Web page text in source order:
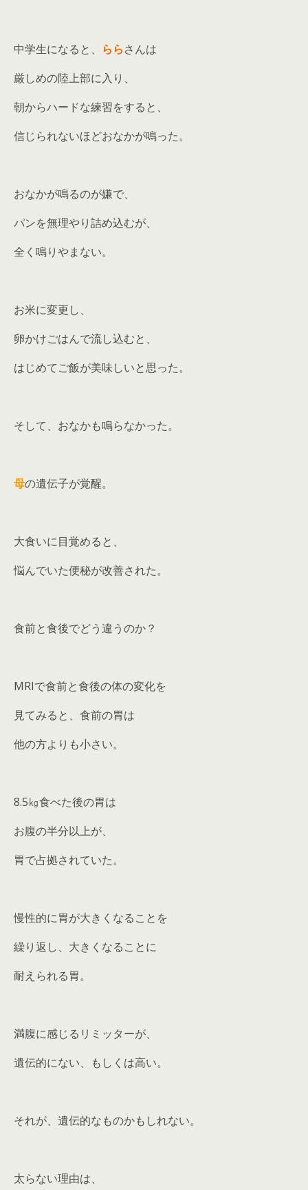
中学生になると、 ららさんは
厳しめの陸上部に入り、
朝からハードな練習をすると、
信じられないほどおなかが鳴った。
おなかが鳴るのが嫌で、
パンを無理やり詰め込むが、
全く鳴りやまない。
お米に変更し、
卵かけごはんで流し込むと、
はじめてご飯が美味しいと思った。
そして、おなかも鳴らなかった。
母の遺伝子が覚醒。
大食いに目覚めると、
悩んでいた便秘が改善された。
食前と食後でどう違うのか？
MRIで食前と食後の体の変化を
見てみると、食前の胃は
他の方よりも小さい。
8.5㎏食べた後の胃は
お腹の半分以上が、
胃で占拠されていた。
慢性的に胃が大きくなることを
繰り返し、大きくなることに
耐えられる胃。
満腹に感じるリミッターが、
遺伝的にない、もしくは高い。
それが、遺伝的なものかもしれない。
太らない理由は、